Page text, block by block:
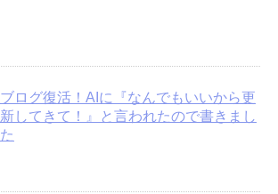
ブログ復活！AIに『なんでもいいから更
新してきて！』と言われたので書きまし
た